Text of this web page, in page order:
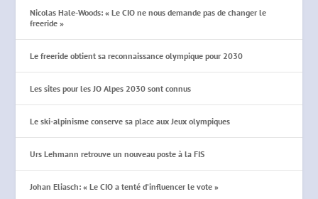
Nicolas Hale-Woods: « Le CIO ne nous demande pas de changer le
freeride »
Le freeride obtient sa reconnaissance olympique pour 2030
Les sites pour les JO Alpes 2030 sont connus
Le ski-alpinisme conserve sa place aux Jeux olympiques
Urs Lehmann retrouve un nouveau poste à la FIS
Johan Eliasch: « Le CIO a tenté d’influencer le vote »